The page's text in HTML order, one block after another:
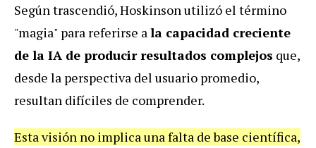
Según trascendió, Hoskinson utilizó el término
"magia" para referirse ala capacidad creciente
de la IA de producir resultados complejos que,
desde la perspectiva del usuario promedio,
resultan difíciles de comprender.
Esta visión no implica una falta de base científica,